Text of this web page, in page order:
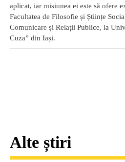
aplicat, iar misiunea ei este să ofere
Facultatea de Filosofie și Științe
Comunicare și Relații Publice, la
Cuza” din Iași.
Alte știri